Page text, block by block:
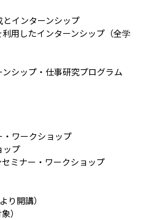
とインターンシップ
用したインターンシップ（全学
シップ・仕事研究プログラム
・ワークショップ
ップ
ミナー・ワークショップ
り開講）
）